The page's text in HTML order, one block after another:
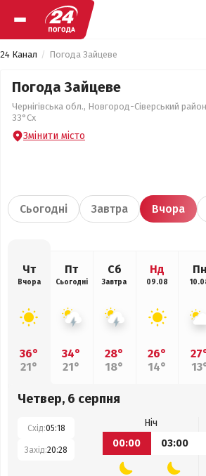
24 Канал Погода Зайцеве
Погода Зайцеве
Чернігівська обл., Новгород-Сіверський
33°Сх
Змінити місто
Сьогодні Завтра Вчора
Чт
Вчора
36°
21°
Пт
Сьогодні
34°
21°
Сб
Завтра
28°
18°
Нд
09.08
26°
14°
Пн
Четвер, 6 серпня
Схід:05:18
Захід:20:28
Ніч
00:00
03:00